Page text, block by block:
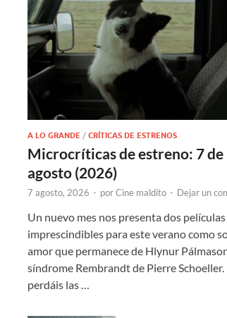
A LO GRANDE /CRÍTICAS DE ESTRENOS
Microcríticas de estreno: 7 de
agosto (2026)
7 agosto, 2026 - porCine maldito - Dejar un
Un nuevo mes nos presenta dos películas
imprescindibles para este verano como
amor que permanece de Hlynur
síndrome Rembrandt de Pierre Schoeller.
perdáis las …